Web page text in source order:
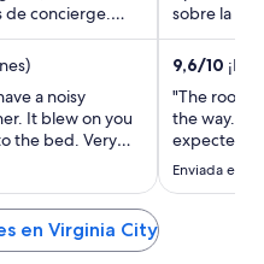
ago,
el
por
noche
es
US$ 159
de concierge.
a noisy
It blew on you
the bed. Very
sobre la
Estarás
9,6/10
"The room
the way.
expected.
Please put
Enviada el
en Virginia City